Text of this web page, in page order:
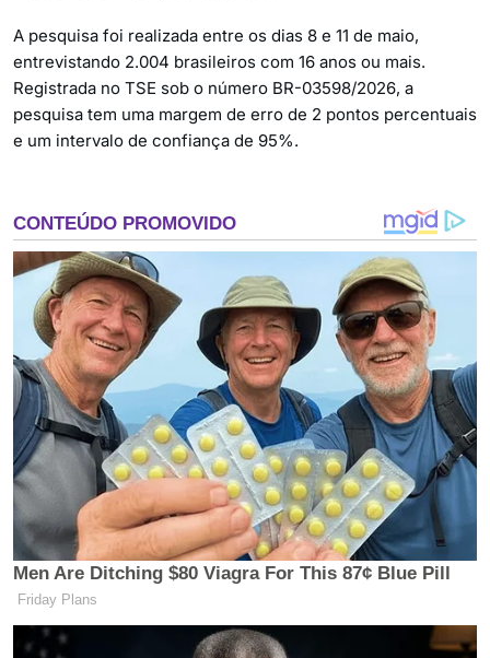
A pesquisa foi realizada entre os dias 8 e 11 de maio,
entrevistando 2.004 brasileiros com 16 anos ou mais.
Registrada no TSE sob o número BR-03598/2026, a
pesquisa tem uma margem de erro de 2 pontos percentuais
e um intervalo de confiança de 95%.